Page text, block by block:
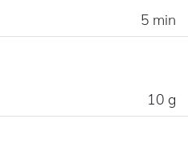
5 min
10 g